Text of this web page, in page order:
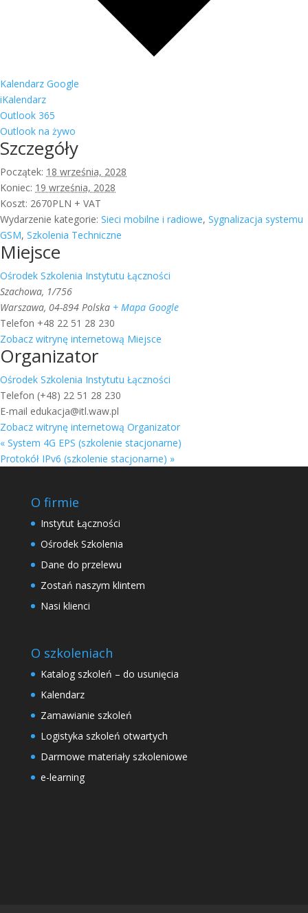
Kalendarz Google
iKalendarz
Outlook 365
Outlook na żywo
Szczegóły
Początek: 18 września, 2028
Koniec: 19 września, 2028
Koszt: 2670PLN + VAT
Wydarzenie kategorie: Sieci mobilne i radiowe, Sygnalizacja systemu
GSM, Szkolenia Techniczne
Miejsce
Ośrodek Szkolenia Instytutu Łączności
Szachowa, 1/756
Warszawa, 04-894 Polska + Mapa Google
Telefon +48 22 51 28 230
Zobacz witrynę internetową Miejsce
Organizator
Ośrodek Szkolenia Instytutu Łączności
Telefon (+48) 22 51 28 230
E-mail edukacja@itl.waw.pl
Zobacz witrynę internetową Organizator
« System 4G EPS (szkolenie stacjonarne)
Protokół IPv6 (szkolenie stacjonarne) »
O firmie
Instytut Łączności
Ośrodek Szkolenia
Dane do przelewu
Zostań naszym klintem
Nasi klienci
O szkoleniach
Katalog szkoleń – do usunięcia
Kalendarz
Zamawianie szkoleń
Logistyka szkoleń otwartych
Darmowe materiały szkoleniowe
e-learning